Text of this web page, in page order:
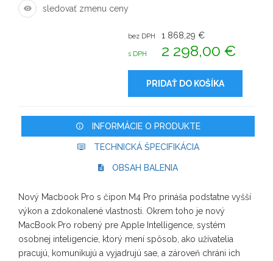
sledovať zmenu ceny
bez DPH 1 868,29 €
s DPH 2 298,00 €
PRIDAŤ DO KOŠÍKA
INFORMÁCIE O PRODUKTE
TECHNICKÁ ŠPECIFIKÁCIA
OBSAH BALENIA
Nový Macbook Pro s čipon M4 Pro prináša podstatne vyšší
výkon a zdokonalené vlastnosti. Okrem toho je nový
MacBook Pro robený pre Apple Intelligence, systém
osobnej inteligencie, ktorý mení spôsob, ako užívatelia
pracujú, komunikujú a vyjadrujú sae, a zároveň chráni ich